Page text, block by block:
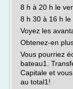
8 h à 20 h le
8 h 30 à 16 h le
Voyez les
Obtenez-en
Vous pourriez
bateau1.
Capitale et
au total1!